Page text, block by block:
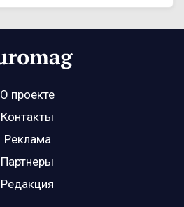
О проекте
Контакты
Реклама
Партнеры
Редакция